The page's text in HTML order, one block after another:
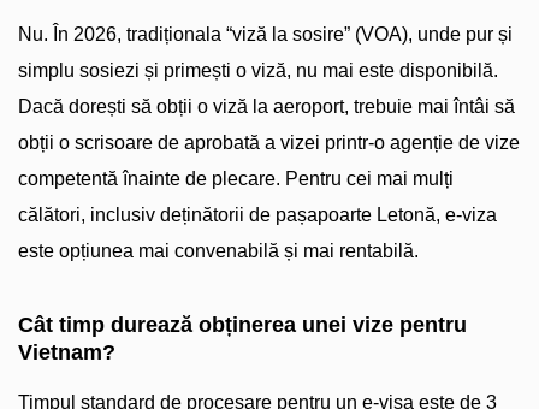
Nu. În 2026, tradiționala “viză la sosire” (VOA), unde pur și
simplu sosiezi și primești o viză, nu mai este disponibilă.
Dacă dorești să obții o viză la aeroport, trebuie mai întâi să
obții o scrisoare de aprobată a vizei printr-o agenție de vize
competentă înainte de plecare. Pentru cei mai mulți
călători, inclusiv deținătorii de pașapoarte Letonă, e-viza
este opțiunea mai convenabilă și mai rentabilă.
Cât timp durează obținerea unei vize pentru
Vietnam?
Timpul standard de procesare pentru un e-visa este de 3